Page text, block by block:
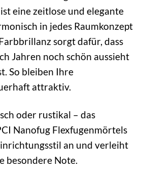
eine zeitlose und elegante
in jedes Raumkonzept
sorgt dafür, dass
Jahren noch schön aussieht
So bleiben Ihre
attraktiv.
oder rustikal – das
Nanofug Flexfugenmörtels
an und verleiht
besondere Note.